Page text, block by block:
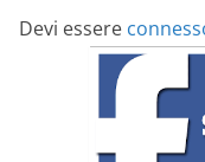
Devi essere